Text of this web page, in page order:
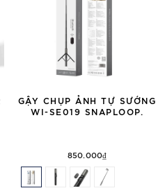
GẬY CHỤP ẢNH TỰ SƯỚNG
WI-SE019 SNAPLOOP.
850.000₫